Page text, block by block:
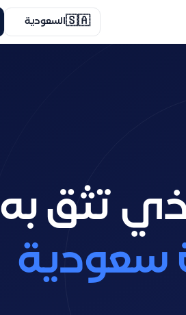
🇸🇦السعودية
تثق به